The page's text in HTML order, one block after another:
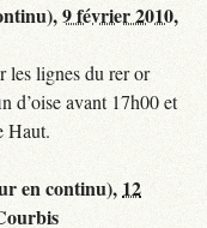
9 février 2010,
les lignes du rer or
d’oise avant 17h00 et
Haut.
en continu), 12